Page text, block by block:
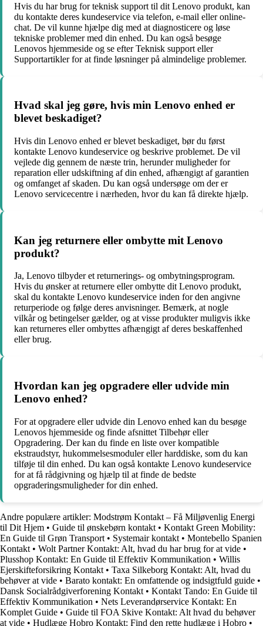
Hvis du har brug for teknisk support til dit Lenovo produkt, kan
du kontakte deres kundeservice via telefon, e-mail eller online-
chat. De vil kunne hjælpe dig med at diagnosticere og løse
tekniske problemer med din enhed. Du kan også besøge
Lenovos hjemmeside og se efter Teknisk support eller
Supportartikler for at finde løsninger på almindelige problemer.
Hvad skal jeg gøre, hvis min Lenovo enhed er
blevet beskadiget?
Hvis din Lenovo enhed er blevet beskadiget, bør du først
kontakte Lenovo kundeservice og beskrive problemet. De vil
vejlede dig gennem de næste trin, herunder muligheder for
reparation eller udskiftning af din enhed, afhængigt af garantien
og omfanget af skaden. Du kan også undersøge om der er
Lenovo servicecentre i nærheden, hvor du kan få direkte hjælp.
Kan jeg returnere eller ombytte mit Lenovo
produkt?
Ja, Lenovo tilbyder et returnerings- og ombytningsprogram.
Hvis du ønsker at returnere eller ombytte dit Lenovo produkt,
skal du kontakte Lenovo kundeservice inden for den angivne
returperiode og følge deres anvisninger. Bemærk, at nogle
vilkår og betingelser gælder, og at visse produkter muligvis ikke
kan returneres eller ombyttes afhængigt af deres beskaffenhed
eller brug.
Hvordan kan jeg opgradere eller udvide min
Lenovo enhed?
For at opgradere eller udvide din Lenovo enhed kan du besøge
Lenovos hjemmeside og finde afsnittet Tilbehør eller
Opgradering. Der kan du finde en liste over kompatible
ekstraudstyr, hukommelsesmoduler eller harddiske, som du kan
tilføje til din enhed. Du kan også kontakte Lenovo kundeservice
for at få rådgivning og hjælp til at finde de bedste
opgraderingsmuligheder for din enhed.
Andre populære artikler: Modstrøm Kontakt – Få Miljøvenlig Energi
til Dit Hjem • Guide til ønskebørn kontakt • Kontakt Green Mobility:
En Guide til Grøn Transport • Systemair kontakt • Montebello Spanien
Kontakt • Wolt Partner Kontakt: Alt, hvad du har brug for at vide •
Plusshop Kontakt: En Guide til Effektiv Kommunikation • Willis
Ejerskifteforsikring Kontakt • Taxa Silkeborg Kontakt: Alt, hvad du
behøver at vide • Barato kontakt: En omfattende og indsigtfuld guide •
Dansk Socialrådgiverforening Kontakt • Kontakt Tando: En Guide til
Effektiv Kommunikation • Nets Leverandørservice Kontakt: En
Komplet Guide • Guide til FOA Skive Kontakt: Alt hvad du behøver
at vide • Hudlæge Hobro Kontakt: Find den rette hudlæge i Hobro •